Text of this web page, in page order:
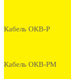
Кабель ОКВ-Р
Кабель ОКВ-РМ